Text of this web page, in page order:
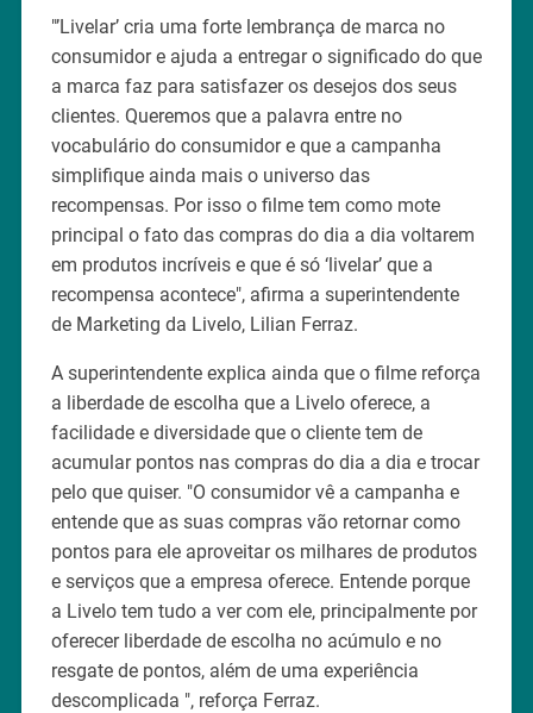
"’Livelar’ cria uma forte lembrança de marca no
consumidor e ajuda a entregar o significado do que
a marca faz para satisfazer os desejos dos seus
clientes. Queremos que a palavra entre no
vocabulário do consumidor e que a campanha
simplifique ainda mais o universo das
recompensas. Por isso o filme tem como mote
principal o fato das compras do dia a dia voltarem
em produtos incríveis e que é só ‘livelar’ que a
recompensa acontece", afirma a superintendente
de Marketing da Livelo, Lilian Ferraz.
A superintendente explica ainda que o filme reforça
a liberdade de escolha que a Livelo oferece, a
facilidade e diversidade que o cliente tem de
acumular pontos nas compras do dia a dia e trocar
pelo que quiser. "O consumidor vê a campanha e
entende que as suas compras vão retornar como
pontos para ele aproveitar os milhares de produtos
e serviços que a empresa oferece. Entende porque
a Livelo tem tudo a ver com ele, principalmente por
oferecer liberdade de escolha no acúmulo e no
resgate de pontos, além de uma experiência
descomplicada ", reforça Ferraz.